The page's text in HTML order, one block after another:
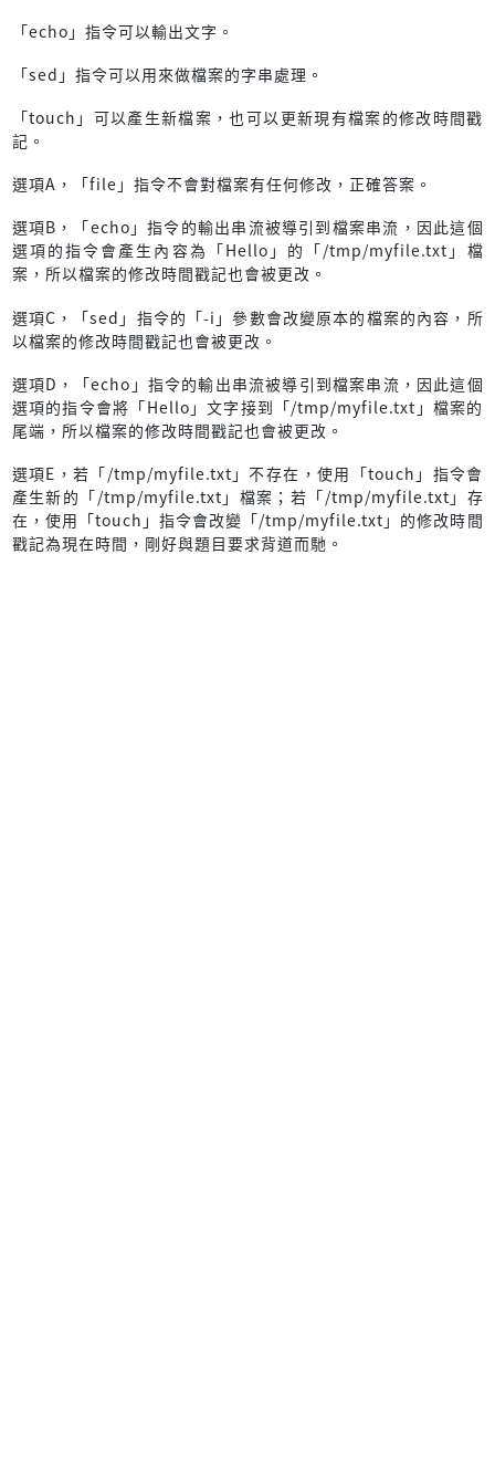
「echo」指令可以輸出文字。
「sed」指令可以用來做檔案的字串處理。
「touch」可以產生新檔案，也可以更新現有檔案的修改時間戳
記。
選項A，「file」指令不會對檔案有任何修改，正確答案。
選項B，「echo」指令的輸出串流被導引到檔案串流，因此這個
選項的指令會產生內容為「Hello」的「/tmp/myfile.txt」檔
案，所以檔案的修改時間戳記也會被更改。
選項C，「sed」指令的「-i」參數會改變原本的檔案的內容，所
以檔案的修改時間戳記也會被更改。
選項D，「echo」指令的輸出串流被導引到檔案串流，因此這個
選項的指令會將「Hello」文字接到「/tmp/myfile.txt」檔案的
尾端，所以檔案的修改時間戳記也會被更改。
選項E，若「/tmp/myfile.txt」不存在，使用「touch」指令會
產生新的「/tmp/myfile.txt」檔案；若「/tmp/myfile.txt」存
在，使用「touch」指令會改變「/tmp/myfile.txt」的修改時間
戳記為現在時間，剛好與題目要求背道而馳。